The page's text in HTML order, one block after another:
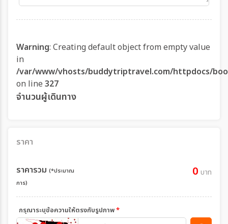
Warning: Creating default object from empty value
in
/var/www/vhosts/buddytriptravel.com/httpdocs/
on line 327
จำนวนผู้เดินทาง
ราคา
ราคารวม (*ประมาณ
การ)
0 บาท
กรุณาระบุข้อความให้ตรงกับรูปภาพ*